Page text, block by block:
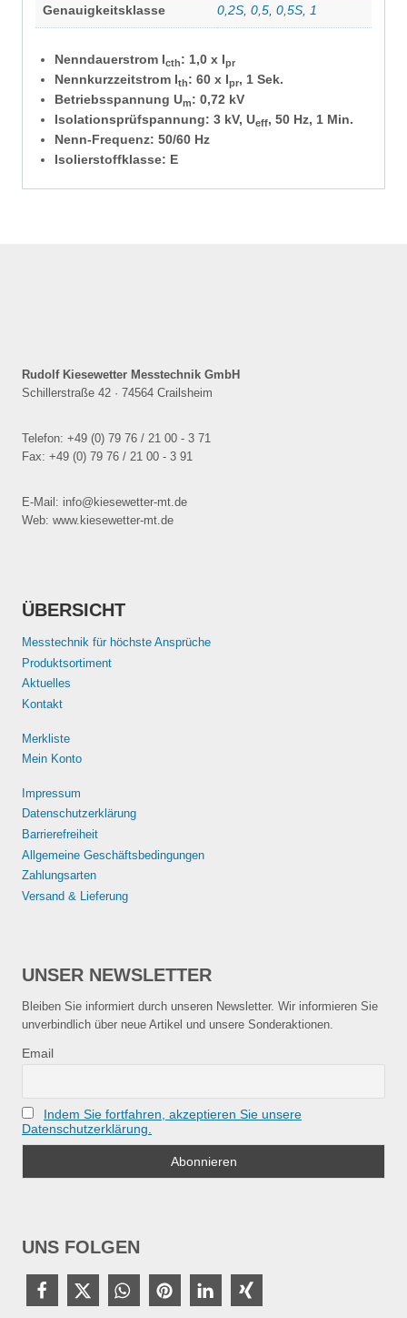
Genauigkeitsklasse 0,2S, 0,5, 0,5S, 1
Nenndauerstrom Icth: 1,0 x Ipr
Nennkurzzeitstrom Ith: 60 x Ipr, 1 Sek.
Betriebsspannung Um: 0,72 kV
Isolationsprüfspannung: 3 kV, Ueff, 50 Hz, 1 Min.
Nenn-Frequenz: 50/60 Hz
Isolierstoffklasse: E
Rudolf Kiesewetter Messtechnik GmbH
Schillerstraße 42 · 74564 Crailsheim
Telefon: +49 (0) 79 76 / 21 00 - 3 71
Fax: +49 (0) 79 76 / 21 00 - 3 91
E-Mail: info@kiesewetter-mt.de
Web: www.kiesewetter-mt.de
ÜBERSICHT
Messtechnik für höchste Ansprüche
Produktsortiment
Aktuelles
Kontakt
Merkliste
Mein Konto
Impressum
Datenschutzerklärung
Barrierefreiheit
Allgemeine Geschäftsbedingungen
Zahlungsarten
Versand & Lieferung
UNSER NEWSLETTER
Bleiben Sie informiert durch unseren Newsletter. Wir informieren Sie
unverbindlich über neue Artikel und unsere Sonderaktionen.
Email
Indem Sie fortfahren, akzeptieren Sie unsere
Datenschutzerklärung.
UNS FOLGEN